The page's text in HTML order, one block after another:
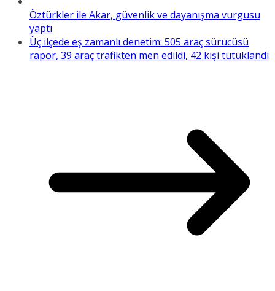
Öztürkler ile Akar, güvenlik ve dayanışma vurgusu
yaptı
Üç ilçede eş zamanlı denetim: 505 araç sürücüsü
rapor, 39 araç trafikten men edildi, 42 kişi tutuklandı